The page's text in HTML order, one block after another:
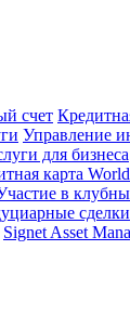
счет
Управление
для бизнеса
карта
в
сделки
Signet Asset